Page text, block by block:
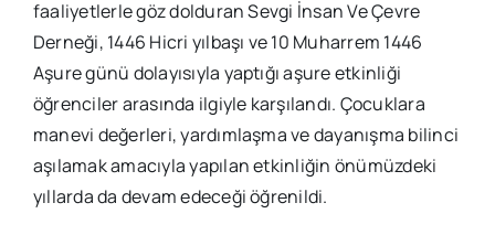
faaliyetlerle göz dolduran Sevgi İnsan Ve Çevre
Derneği, 1446 Hicri yılbaşı ve 10 Muharrem 1446
Aşure günü dolayısıyla yaptığı aşure etkinliği
öğrenciler arasında ilgiyle karşılandı. Çocuklara
manevi değerleri, yardımlaşma ve dayanışma bilinci
aşılamak amacıyla yapılan etkinliğin önümüzdeki
yıllarda da devam edeceği öğrenildi.